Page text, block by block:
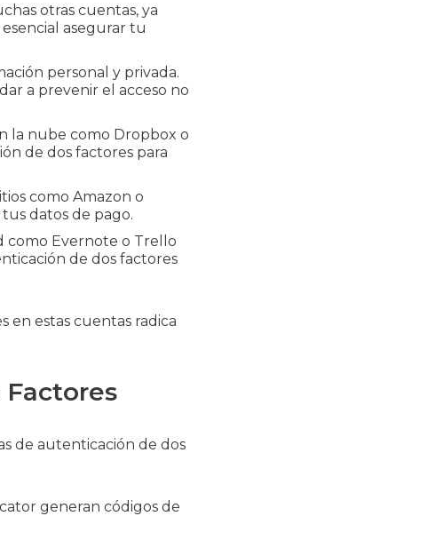
otras cuentas, ya
asegurar tu
personal y privada.
a prevenir el acceso no
la nube como Dropbox o
de dos factores para
como Amazon o
datos de pago.
como Evernote o Trello
de dos factores
en estas cuentas radica
de autenticación de dos
generan códigos de